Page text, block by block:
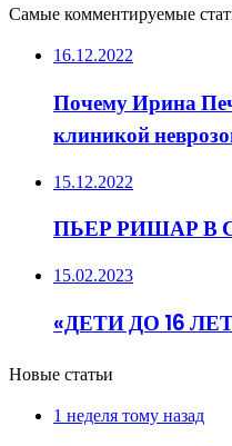
Самые комментируемые
16.12.2022
Почему Ирина
клиникой
15.12.2022
ПЬЕР РИШАР В
15.02.2023
«ДЕТИ ДО 16
Новые статьи
1 неделя тому назад